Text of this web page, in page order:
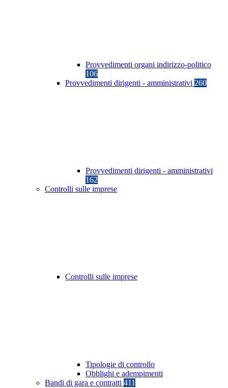
Provvedimenti organi indirizzo-politico
106
Provvedimenti dirigenti - amministrativi 260
Provvedimenti dirigenti - amministrativi
162
Controlli sulle imprese
Controlli sulle imprese
Tipologie di controllo
Obblighi e adempimenti
Bandi di gara e contratti 411